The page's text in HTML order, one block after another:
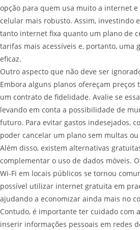
opção para quem usa muito a internet
celular mais robusto. Assim, investindo
tanto internet fixa quanto um plano de
tarifas mais acessíveis e, portanto, uma
eficaz.
Outro aspecto que não deve ser
Embora alguns planos ofereçam preços
um contrato de fidelidade. Avalie se
levando em conta a possibilidade de
futuro. Para evitar gastos indesejados,
poder cancelar um plano sem multas
Além disso, existem alternativas
complementar o uso de dados móveis.
Wi-Fi em locais públicos se tornou
possível utilizar internet gratuita em
ajudando a economizar ainda mais no
Contudo, é importante ter cuidado com
inserir informações pessoais em redes